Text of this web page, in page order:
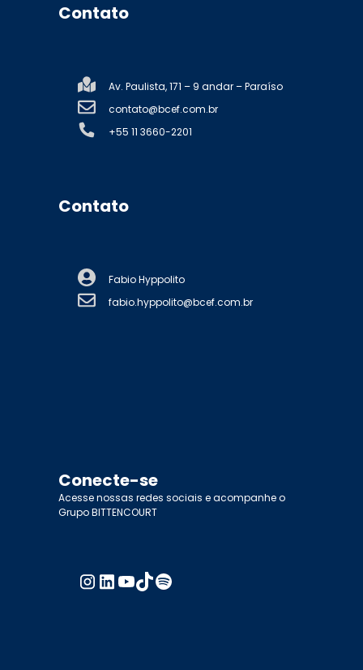
Contato
Av. Paulista, 171 – 9 andar – Paraíso
contato@bcef.com.br
+55 11 3660-2201
Contato
Fabio Hyppolito
fabio.hyppolito@bcef.com.br
Conecte-se
Acesse nossas redes sociais e acompanhe o
Grupo BITTENCOURT